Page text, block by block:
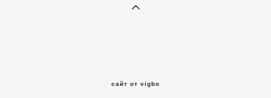
сайт от vigbo